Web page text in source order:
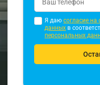
Я даю согласие
данных в
персональных